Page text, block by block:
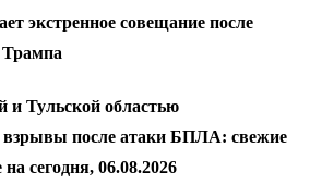
экстренное совещание после
Трампа
и Тульской областью
взрывы после атаки БПЛА: свежие
сегодня, 06.08.2026